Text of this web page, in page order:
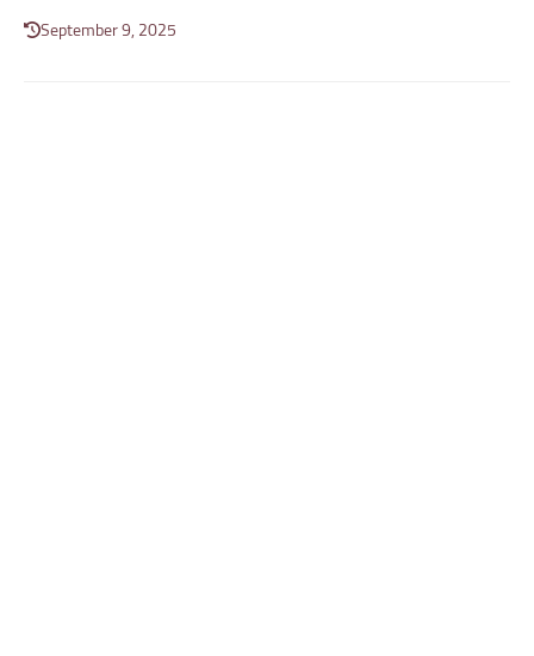
September 9, 2025